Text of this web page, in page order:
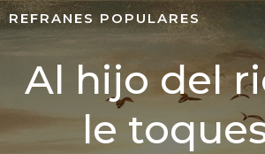
REFRANES POPULARES
Al hijo del
le